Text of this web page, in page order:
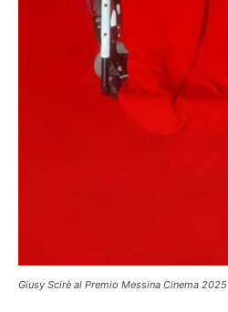
Giusy Scirè al Premio Messina Cinema 2025